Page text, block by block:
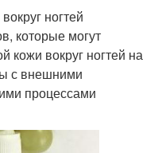
ногтей
которые могут
кожи вокруг ногтей на
с внешними
процессами